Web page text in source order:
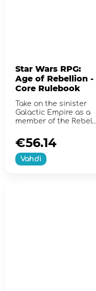
Star Wars RPG:
Age of Rebellion -
Core Rulebook
Take on the sinister
Galactic Empire as a
member of the Rebel
Vahdi
€56.14